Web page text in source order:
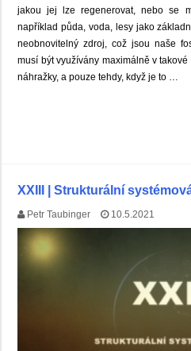
jakou jej lze regenerovat, nebo se
například půda, voda, lesy jako
neobnovitelný zdroj, což jsou naše
musí být využívány maximálně v
náhražky, a pouze tehdy, když je to …
XXIII | Strukturální
Petr Taubinger 10.5.2021